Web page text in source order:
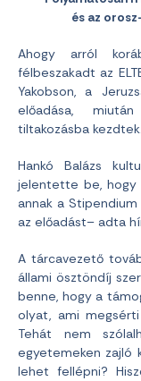
és az
Ahogy arról
félbeszakadt az
Yakobson, a
előadása,
tiltakozásba kezdtek.
Hankó Balázs
jelentette be, hogy
annak a
az előadást– adta
A tárcavezető
állami ösztöndíj
benne, hogy a
olyat, ami
Tehát nem
egyetemeken zajló
lehet fellépni?